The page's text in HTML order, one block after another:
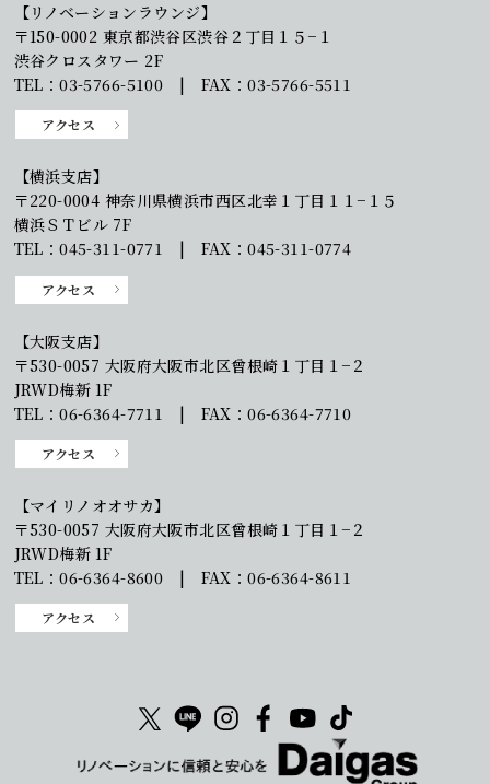
【リノベーションラウンジ】
〒150-0002 東京都渋谷区渋谷２丁目１５−１
渋谷クロスタワー 2F
TEL：03-5766-5100 | FAX：03-5766-5511
アクセス
【横浜支店】
〒220-0004 神奈川県横浜市西区北幸１丁目１１−１５
横浜ＳＴビル 7F
TEL：045-311-0771 | FAX：045-311-0774
アクセス
【大阪支店】
〒530-0057 大阪府大阪市北区曾根崎１丁目１−２
JRWD梅新 1F
TEL：06-6364-7711 | FAX：06-6364-7710
アクセス
【マイリノオオサカ】
〒530-0057 大阪府大阪市北区曾根崎１丁目１−２
JRWD梅新 1F
TEL：06-6364-8600 | FAX：06-6364-8611
アクセス